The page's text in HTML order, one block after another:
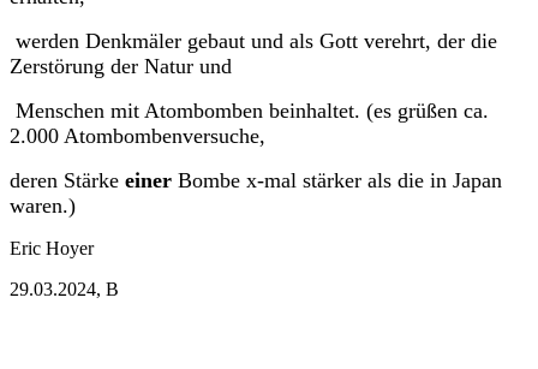
werden Denkmäler gebaut und als Gott verehrt, der die
Zerstörung der Natur und
Menschen mit Atombomben beinhaltet. (es grüßen ca.
2.000 Atombombenversuche,
deren Stärke einer Bombe x-mal stärker als die in Japan
waren.)
Eric Hoyer
29.03.2024, B